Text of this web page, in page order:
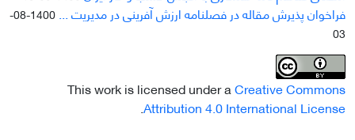
فراخوان پذیرش مقاله در فصلنامه ارزش آفرینی در مدیریت ...
1400-08-
03
This work is licensed under aCreative Commons
Attribution 4.0 International License
.